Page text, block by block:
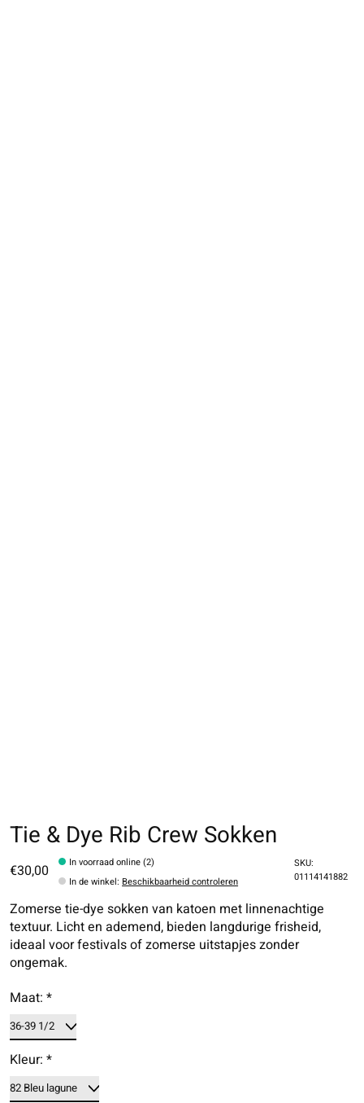
Tie & Dye Rib Crew Sokken
€30,00
In voorraad online (2)
In de winkel: Beschikbaarheid controleren
SKU:
01114141882
Zomerse tie-dye sokken van katoen met linnenachtige
textuur. Licht en ademend, bieden langdurige frisheid,
ideaal voor festivals of zomerse uitstapjes zonder
ongemak.
Maat: *
Kleur: *